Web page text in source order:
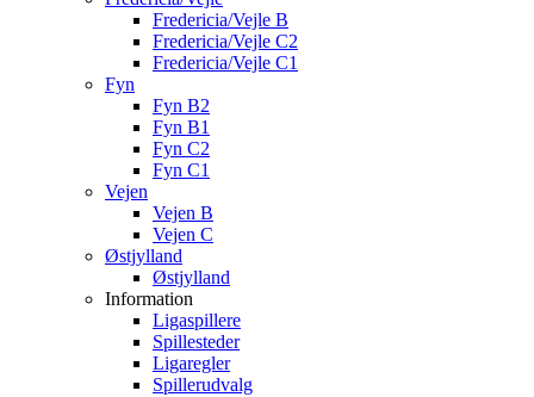
Fredericia/Vejle B
Fredericia/Vejle C2
Fredericia/Vejle C1
Fyn
Fyn B2
Fyn B1
Fyn C2
Fyn C1
Vejen
Vejen B
Vejen C
Østjylland
Østjylland
Information
Ligaspillere
Spillesteder
Ligaregler
Spillerudvalg